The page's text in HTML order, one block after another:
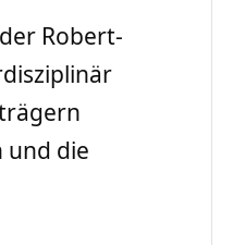
Robert-
und die